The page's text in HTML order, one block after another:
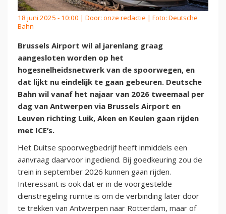
18 juni 2025 - 10:00 | Door: onze redactie | Foto: Deutsche
Bahn
Brussels Airport wil al jarenlang graag
aangesloten worden op het
hogesnelheidsnetwerk van de spoorwegen, en
dat lijkt nu eindelijk te gaan gebeuren. Deutsche
Bahn wil vanaf het najaar van 2026 tweemaal per
dag van Antwerpen via Brussels Airport en
Leuven richting Luik, Aken en Keulen gaan rijden
met ICE’s.
Het Duitse spoorwegbedrijf heeft inmiddels een
aanvraag daarvoor ingediend. Bij goedkeuring zou de
trein in september 2026 kunnen gaan rijden.
Interessant is ook dat er in de voorgestelde
dienstregeling ruimte is om de verbinding later door
te trekken van Antwerpen naar Rotterdam, maar of